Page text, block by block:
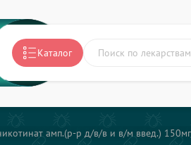
Каталог
амп.(р-р д/в/в и в/м введ.)